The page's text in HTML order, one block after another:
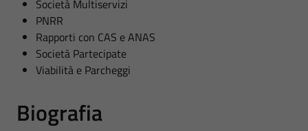
Società Multiservizi
PNRR
Rapporti con CAS e ANAS
Società Partecipate
Viabilità e Parcheggi
Biografia